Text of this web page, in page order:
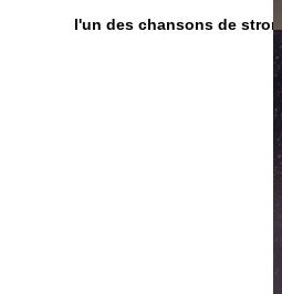
l'un des chansons de